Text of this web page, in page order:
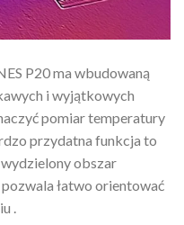
P20 ma wbudowaną
i wyjątkowych
pomiar temperatury
przydatna funkcja to
obszar
łatwo orientować
.